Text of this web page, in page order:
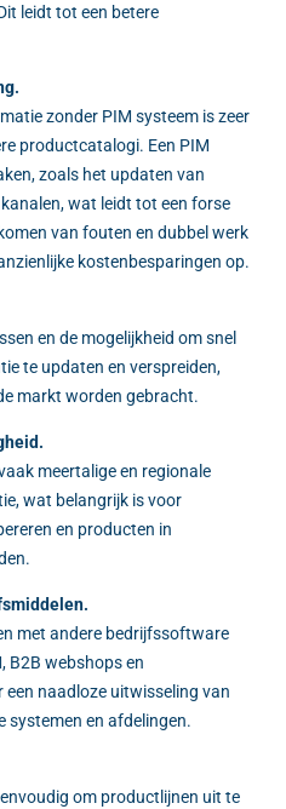
leidt tot een betere
zonder PIM systeem is zeer
productcatalogi. Een PIM
zoals het updaten van
wat leidt tot een forse
van fouten en dubbel werk
kostenbesparingen op.
en de mogelijkheid om snel
te updaten en verspreiden,
markt worden gebracht.
meertalige en regionale
wat belangrijk is voor
en producten in
met andere bedrijfssoftware
B2B webshops en
naadloze uitwisseling van
systemen en afdelingen.
om productlijnen uit te